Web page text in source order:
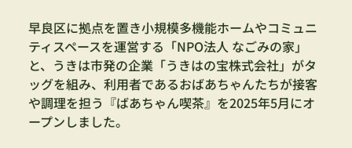
早良区に拠点を置き小規模多機能ホームやコミュニ
ティスペースを運営する「NPO法人 なごみの家」
と、うきは市発の企業「うきはの宝株式会社」がタ
ッグを組み、利用者であるおばあちゃんたちが接客
や調理を担う『ばあちゃん喫茶』を2025年5月にオ
ープンしました。